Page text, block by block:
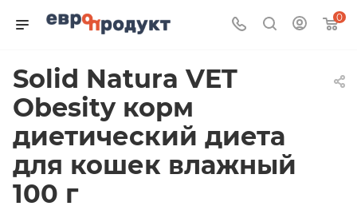
0
Solid Natura VET
Obesity корм
диетический диета
для кошек влажный
100 г